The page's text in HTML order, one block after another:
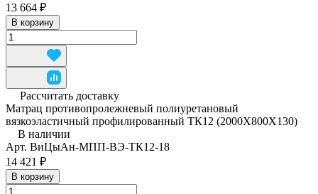
13 664 ₽
В корзину
Рассчитать доставку
Матрац противопролежневый полиуретановый
вязкоэластичный профилированный ТК12 (2000Х800Х130)
В наличии
Арт. ВиЦыАн-МПП-ВЭ-ТК12-18
14 421 ₽
В корзину